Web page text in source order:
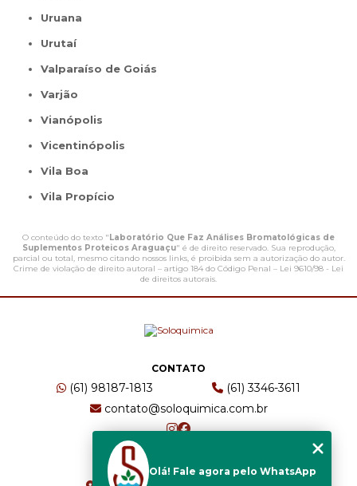
Uruana
Urutaí
Valparaíso de Goiás
Varjão
Vianópolis
Vicentinópolis
Vila Boa
Vila Propício
O conteúdo do texto " Laboratório Que Faz Análises Bromatológicas de
Suplementos Proteicos Araguaçu" é de direito reservado. Sua reprodução,
parcial ou total, mesmo citando nossos links, é proibida sem a autorização do autor.
Crime de violação de direito autoral – artigo 184 do Código Penal – Lei 9610/98 - Lei
de direitos autorais.
CONTATO
(61) 98187-1813
(61) 3346-3611
contato@soloquimica.com.br
ENDEREÇO
Olá! Fale agora pelo WhatsApp